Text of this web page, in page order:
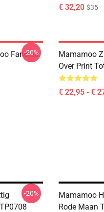
€ 32,20 $35
Fanclub
-20%
Mamamoo
Over Print
€ 22,95 - €
-20%
Mamamoo
Rode Maan